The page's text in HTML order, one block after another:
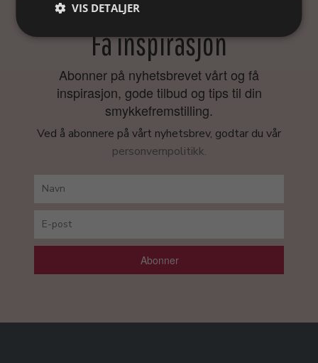
Få inspirasjon
Abonner på nyhetsbrevet vårt og få
inspirasjon, gode tilbud og tips til din
smykkefremstilling.
Ved å abonnere på vårt nyhetsbrev, godtar du vår
personvernpolitikk.
Abonner
VIS DETALJER